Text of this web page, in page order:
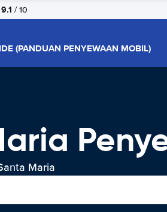
9.1 / 10
(PANDUAN PENYEWAAN MOBIL)
Maria